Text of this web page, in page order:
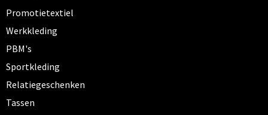
Promotietextiel
Werkkleding
PBM's
Sportkleding
Relatiegeschenken
Tassen